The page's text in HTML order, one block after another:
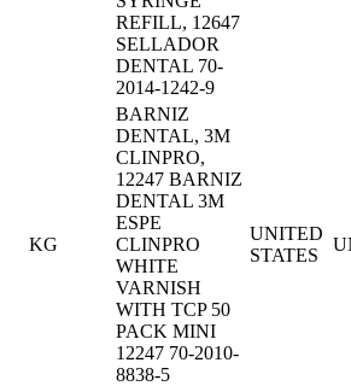
REFILL, 12647
SELLADOR
DENTAL 70-
2014-1242-9
KG
BARNIZ
DENTAL, 3M
CLINPRO,
12247 BARNIZ
DENTAL 3M
ESPE
CLINPRO
WHITE
VARNISH
WITH TCP 50
PACK MINI
12247 70-2010-
8838-5
UNITED
STATES